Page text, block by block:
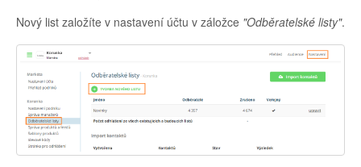
Nový list založíte v nastavení účtu v záložce "Odběratelské listy".